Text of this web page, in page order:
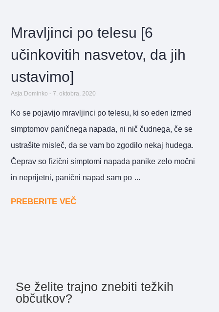
Mravljinci po telesu [6
učinkovitih nasvetov, da jih
ustavimo]
Asja Dominko 7. oktobra, 2020
Ko se pojavijo mravljinci po telesu, ki so eden izmed
simptomov paničnega napada, ni nič čudnega, če se
ustrašite misleč, da se vam bo zgodilo nekaj hudega.
Čeprav so fizični simptomi napada panike zelo močni
in neprijetni, panični napad sam po
PREBERITE VEČ
Se želite trajno znebiti težkih
občutkov?